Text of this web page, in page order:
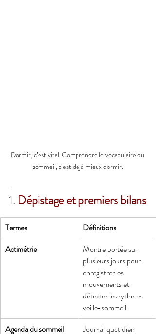
Dormir, c’est vital. Comprendre le vocabulaire du
sommeil, c’est déjà mieux dormir.
.
1. Dépistage et premiers bilans
Termes
Définitions
Actimétrie
Montre portée sur
plusieurs jours pour
enregistrer les
mouvements et
détecter les rythmes
veille-sommeil.
Agenda du sommeil
Journal quotidien